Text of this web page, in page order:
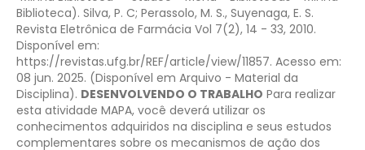
Biblioteca). Silva, P. C; Perassolo, M. S., Suyenaga, E. S.
Revista Eletrônica de Farmácia Vol 7(2), 14 - 33, 2010.
Disponível em:
https://revistas.ufg.br/REF/article/view/11857. Acesso em:
08 jun. 2025. (Disponível em Arquivo - Material da
Disciplina). DESENVOLVENDO O TRABALHO Para realizar
esta atividade MAPA, você deverá utilizar os
conhecimentos adquiridos na disciplina e seus estudos
complementares sobre os mecanismos de ação dos